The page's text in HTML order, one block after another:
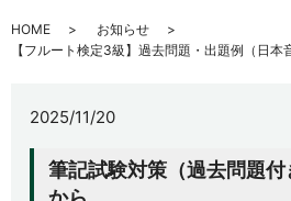
HOME
お知らせ
【フルート検定3級】過去問題・出題例（日本
2025/11/20
筆記試験対策（過去問題